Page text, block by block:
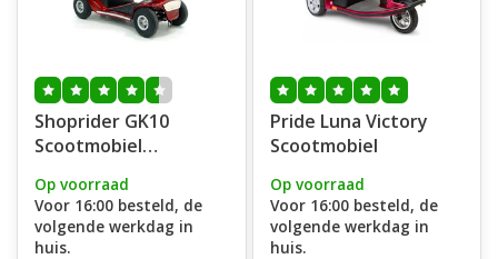
Shoprider GK10
Scootmobiel
Op voorraad
Voor 16:00 besteld, de
volgende werkdag in
huis.
Pride Luna Victory
Scootmobiel
Op voorraad
Voor 16:00 besteld, de
volgende werkdag in
huis.